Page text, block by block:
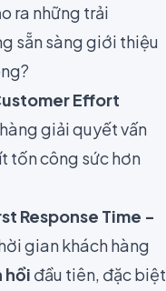
ra những trải
sẵn sàng giới thiệu
Effort
giải quyết vấn
tốn công sức hơn
Response Time -
gian khách hàng
hồi đầu tiên, đặc biệt